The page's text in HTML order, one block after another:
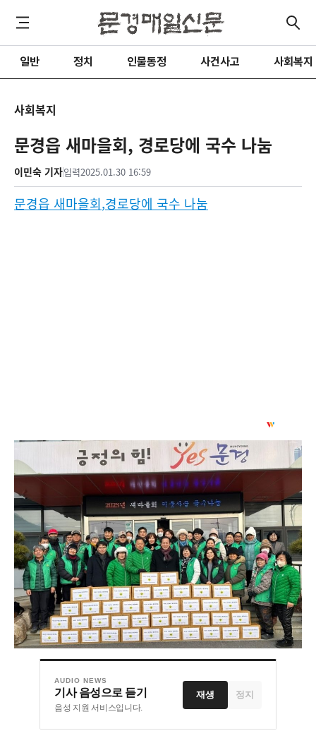
일반 정치 인물동정 사건사고 사회복지
사회복지
문경읍 새마을회, 경로당에 국수 나눔
이민숙 기자입력2025.01.30 16:59
문경읍 새마을회,경로당에 국수 나눔
AUDIO NEWS
기사 음성으로 듣기
음성 지원 서비스입니다.
재생 정지